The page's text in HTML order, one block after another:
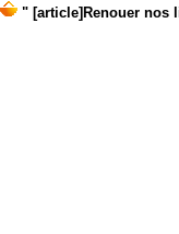
" [article]Renouer nos